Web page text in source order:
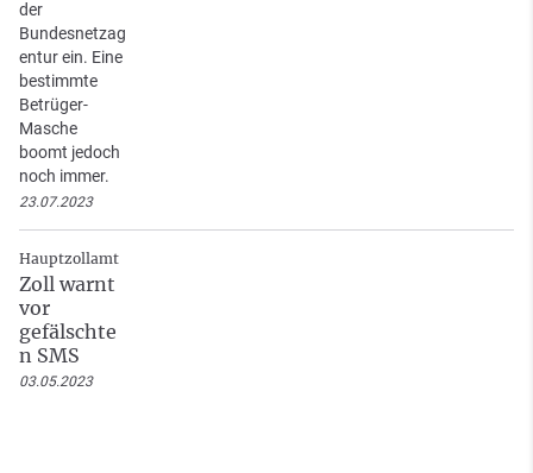
der
Bundesnetzag
entur ein. Eine
bestimmte
Betrüger-
Masche
boomt jedoch
noch immer.
23.07.2023
Hauptzollamt
Zoll warnt
vor
gefälschte
n SMS
03.05.2023